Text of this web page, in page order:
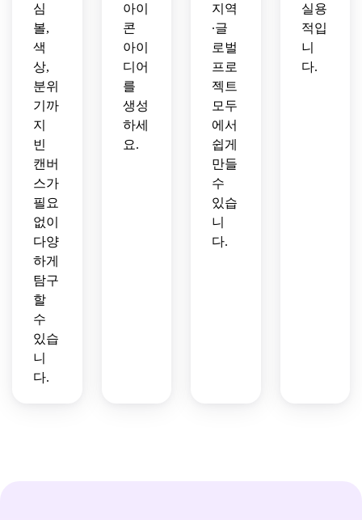
심
볼,
색
상,
분위
기까
지
빈
캔버
스가
필요
없이
다양
하게
탐구
할
수
있습
니
다.
아이
콘
아이
디어
를
생성
하세
요.
지역
∙글
로벌
프로
젝트
모두
에서
쉽게
만들
수
있습
니
다.
실용
적입
니
다.